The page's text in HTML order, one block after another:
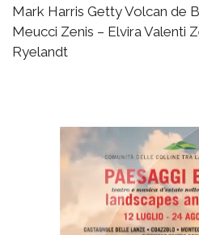
Mark Harris Getty Volcan de
Meucci Zenis – Elvira Valenti
Ryelandt